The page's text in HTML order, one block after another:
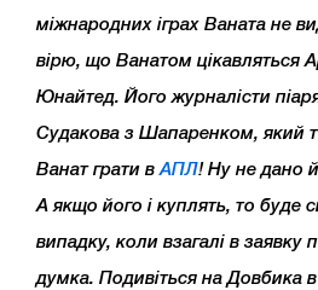
міжнародних іграх Ваната не
вірю, що Ванатом цікавляться
Юнайтед. Його журналісти
Судакова з Шапаренком, який
Ванат грати вАПЛ! Ну не дано
А якщо його і куплять, то буде
випадку, коли взагалі в заявку
думка. Подивіться на Довбика в